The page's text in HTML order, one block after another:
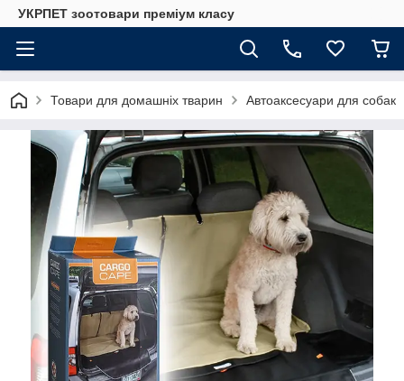
УКРПЕТ зоотовари преміум класу
Товари для домашніх тварин Автоаксесуари для собак